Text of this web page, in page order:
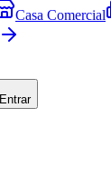
Casa Comercial
Entrar